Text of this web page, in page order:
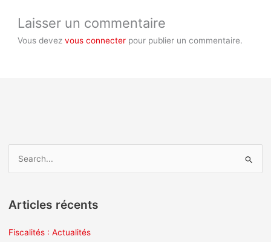
Laisser un commentaire
Vous devezvous connecter pour publier un commentaire.
h
Articles récents
Fiscalités : Actualités